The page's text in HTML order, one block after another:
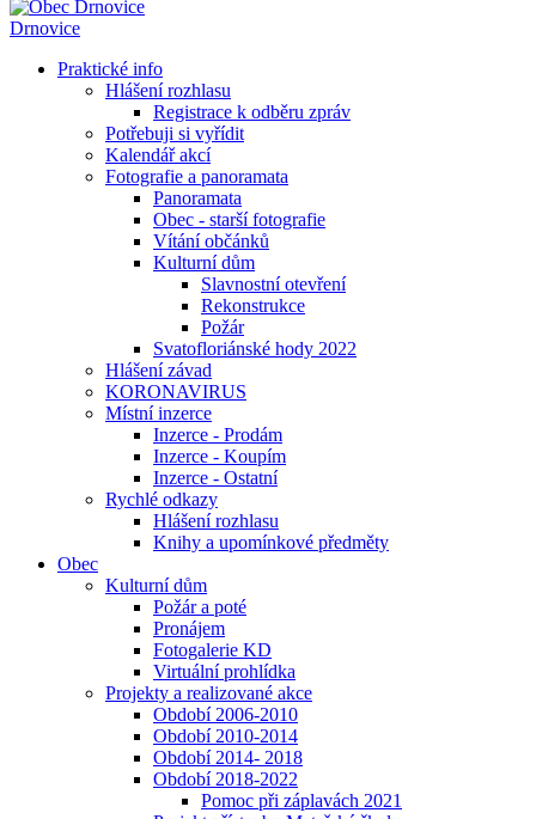
Drnovice
Praktické info
Hlášení rozhlasu
Registrace k odběru zpráv
Potřebuji si vyřídit
Kalendář akcí
Fotografie a panoramata
Panoramata
Obec - starší fotografie
Vítání občánků
Kulturní dům
Slavnostní otevření
Rekonstrukce
Požár
Svatofloriánské hody 2022
Hlášení závad
KORONAVIRUS
Místní inzerce
Inzerce - Prodám
Inzerce - Koupím
Inzerce - Ostatní
Rychlé odkazy
Hlášení rozhlasu
Knihy a upomínkové předměty
Obec
Kulturní dům
Požár a poté
Pronájem
Fotogalerie KD
Virtuální prohlídka
Projekty a realizované akce
Období 2006-2010
Období 2010-2014
Období 2014- 2018
Období 2018-2022
Pomoc při záplavách 2021